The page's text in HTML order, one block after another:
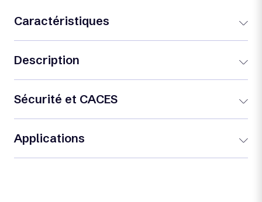
Caractéristiques
Description
Sécurité et CACES
Applications